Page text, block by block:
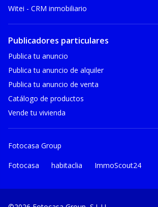
Witei - CRM inmobiliario
Publicadores particulares
Publica tu anuncio
Publica tu anuncio de alquiler
Publica tu anuncio de venta
Catálogo de productos
Vende tu vivienda
Fotocasa Group
Fotocasa habitaclia ImmoScout24